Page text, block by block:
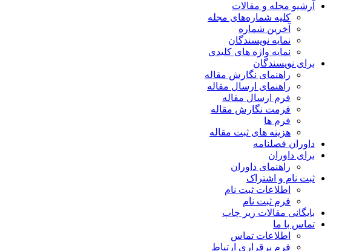
آرشیو مجله و مقالات
کلیه شماره‌های مجله
آخرین شماره
نمایه نویسندگان
نمایه واژه های کلیدی
برای نویسندگان
راهنمای نگارش مقاله
راهنمای ارسال مقاله
فرم ارسال مقاله
فرمت نگارش مقاله
فرم ها
هزینه های ثبت مقاله
داوران فصلنامه
برای داوران
راهنمای داوران
ثبت نام و اشتراک
اطلاعات ثبت نام
فرم ثبت نام
بایگانی مقالات زیر چاپ
تماس با ما
اطلاعات تماس
فرم برقراری ارتباط